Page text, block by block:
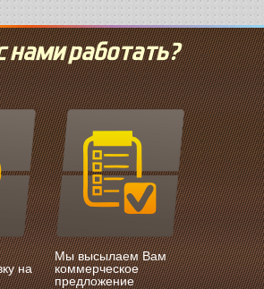
нами работать?
на
Мы высылаем Вам
коммерческое
предложение